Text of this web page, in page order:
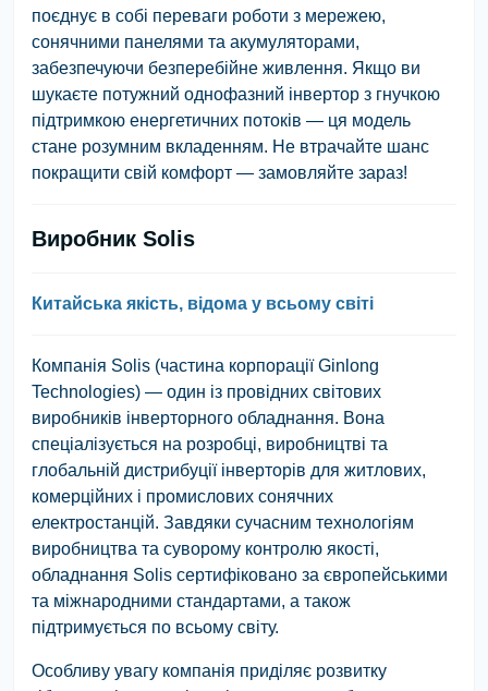
поєднує в собі переваги роботи з мережею,
сонячними панелями та акумуляторами,
забезпечуючи безперебійне живлення. Якщо ви
шукаєте потужний однофазний інвертор з гнучкою
підтримкою енергетичних потоків — ця модель
стане розумним вкладенням. Не втрачайте шанс
покращити свій комфорт — замовляйте зараз!
Виробник Solis
Китайська якість, відома у всьому світі
Компанія Solis (частина корпорації Ginlong
Technologies) — один із провідних світових
виробників інверторного обладнання. Вона
спеціалізується на розробці, виробництві та
глобальній дистрибуції інверторів для житлових,
комерційних і промислових сонячних
електростанцій. Завдяки сучасним технологіям
виробництва та суворому контролю якості,
обладнання Solis сертифіковано за європейськими
та міжнародними стандартами, а також
підтримується по всьому світу.
Особливу увагу компанія приділяє розвитку